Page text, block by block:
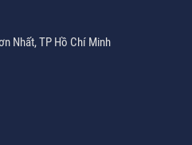
Nhất, TP Hồ Chí Minh